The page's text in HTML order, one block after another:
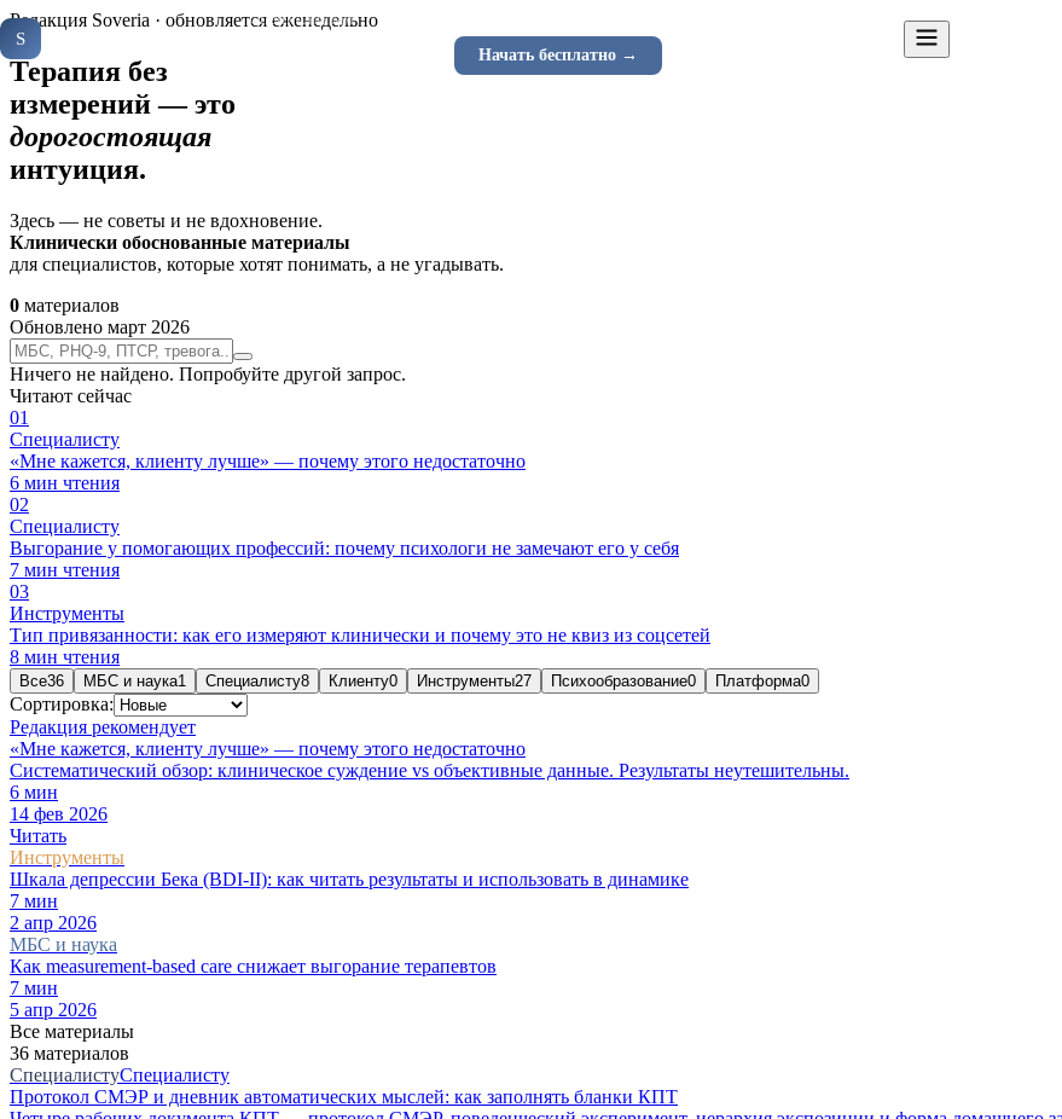
S Soveria
Специалистам
Начать бесплатно →
Редакция Soveria · обновляется еженедельно
Терапия без
измерений — это
дорогостоящая
интуиция.
Здесь — не советы и не вдохновение.
Клинически обоснованные материалы
для специалистов, которые хотят понимать, а не угадывать.
0 материалов
Обновлено март 2026
Ничего не найдено. Попробуйте другой запрос.
Читают сейчас
01
Специалисту
«Мне кажется, клиенту лучше» — почему этого недостаточно
6 мин чтения
02
Специалисту
Выгорание у помогающих профессий: почему психологи не замечают его у себя
7 мин чтения
03
Инструменты
Тип привязанности: как его измеряют клинически и почему это не квиз из соцсетей
8 мин чтения
Все36 МБС и наука1 Специалисту8 Клиенту0 Инструменты27 Психообразование0 Платформа0
Сортировка:
Редакция рекомендует
«Мне кажется, клиенту лучше» — почему этого недостаточно
Систематический обзор: клиническое суждение vs объективные данные. Результаты неутешительны.
6 мин
14 фев 2026
Читать
Инструменты
Шкала депрессии Бека (BDI-II): как читать результаты и использовать в динамике
7 мин
2 апр 2026
МБС и наука
Как measurement-based care снижает выгорание терапевтов
7 мин
5 апр 2026
Все материалы
36 материалов
СпециалистуСпециалисту
Протокол СМЭР и дневник автоматических мыслей: как заполнять бланки КПТ